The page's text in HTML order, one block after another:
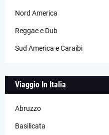
Nord America
Reggae e Dub
Sud America e Caraibi
Viaggio In Italia
Abruzzo
Basilicata